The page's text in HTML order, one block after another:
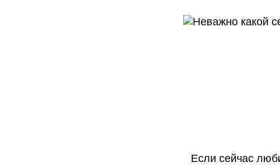
Если сейчас